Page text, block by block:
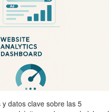
datos clave sobre las 5